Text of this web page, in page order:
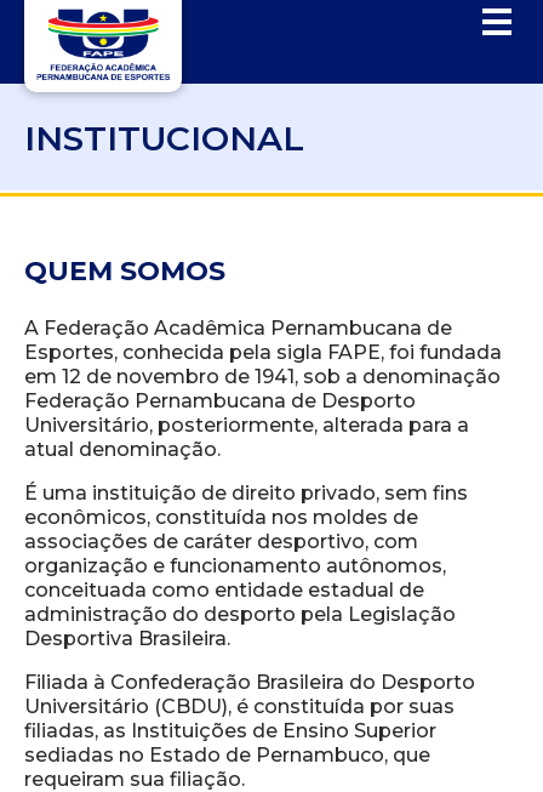
INSTITUCIONAL
QUEM SOMOS
A Federação Acadêmica Pernambucana de
Esportes, conhecida pela sigla FAPE, foi fundada
em 12 de novembro de 1941, sob a denominação
Federação Pernambucana de Desporto
Universitário, posteriormente, alterada para a
atual denominação.
É uma instituição de direito privado, sem fins
econômicos, constituída nos moldes de
associações de caráter desportivo, com
organização e funcionamento autônomos,
conceituada como entidade estadual de
administração do desporto pela Legislação
Desportiva Brasileira.
Filiada à Confederação Brasileira do Desporto
Universitário (CBDU), é constituída por suas
filiadas, as Instituições de Ensino Superior
sediadas no Estado de Pernambuco, que
requeiram sua filiação.